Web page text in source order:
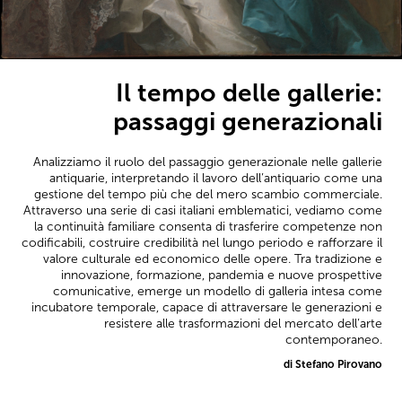
Il tempo delle gallerie:
passaggi generazionali
Analizziamo il ruolo del passaggio generazionale nelle gallerie
antiquarie, interpretando il lavoro dell’antiquario come una
gestione del tempo più che del mero scambio commerciale.
Attraverso una serie di casi italiani emblematici, vediamo come
la continuità familiare consenta di trasferire competenze non
codificabili, costruire credibilità nel lungo periodo e rafforzare il
valore culturale ed economico delle opere. Tra tradizione e
innovazione, formazione, pandemia e nuove prospettive
comunicative, emerge un modello di galleria intesa come
incubatore temporale, capace di attraversare le generazioni e
resistere alle trasformazioni del mercato dell’arte
contemporaneo.
di Stefano Pirovano